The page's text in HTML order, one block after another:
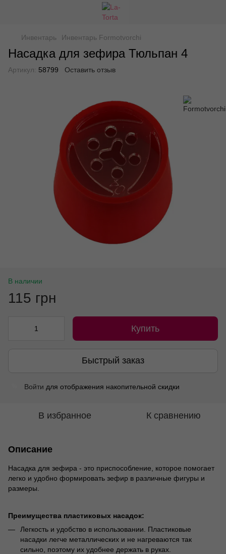
Инвентарь Инвентарь Formotvorchi
Насадка для зефира Тюльпан 4
Артикул: 58799 Оставить отзыв
В наличии
115 грн
Купить
Быстрый заказ
Войти для отображения накопительной скидки
В избранное К сравнению
Описание
Насадка для зефира - это приспособление, которое помогает
легко и удобно формировать зефир в различные фигуры и
размеры.
Преимущества пластиковых насадок:
Легкость и удобство в использовании. Пластиковые
насадки легче металлических и не нагреваются так
сильно, поэтому их удобнее держать в руках.